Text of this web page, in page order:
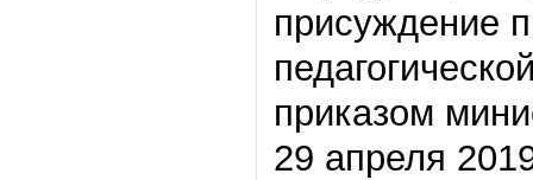
присуждение
приказом
29 апреля